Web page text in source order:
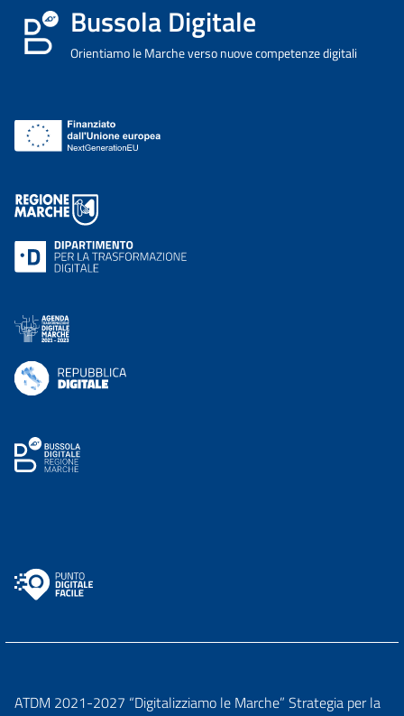
Bussola Digitale
Orientiamo le Marche verso nuove competenze digitali
ATDM 2021-2027 “Digitalizziamo le Marche” Strategia per la